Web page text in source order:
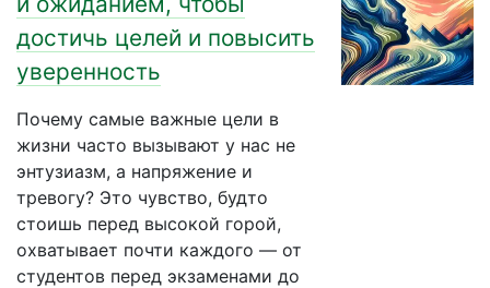
достичь целей и повысить
уверенность
Почему самые важные цели в
жизни часто вызывают у нас не
энтузиазм, а напряжение и
тревогу? Это чувство, будто
стоишь перед высокой горой,
охватывает почти каждого — от
студентов перед экзаменами до